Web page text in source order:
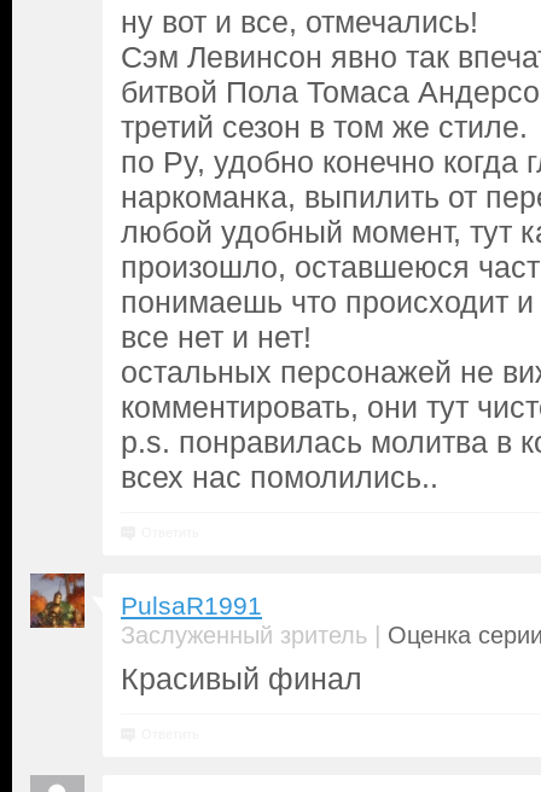
ну вот и все, отмечались!
Сэм Левинсон явно так
битвой Пола Томаса
третий сезон в том же стиле.
по Ру, удобно конечно когда
наркоманка, выпилить от
любой удобный момент, тут
произошло, оставшеюся
понимаешь что происходит
все нет и нет!
остальных персонажей не
комментировать, они тут
p.s. понравилась молитва в
всех нас помолились..
PulsaR1991
Заслуженный зритель | Оценка
Красивый финал